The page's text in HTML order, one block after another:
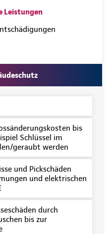
Leistungen
bis
Schlüssel im
geraubt werden
und Pickschäden
und elektrischen
durch
bis zur